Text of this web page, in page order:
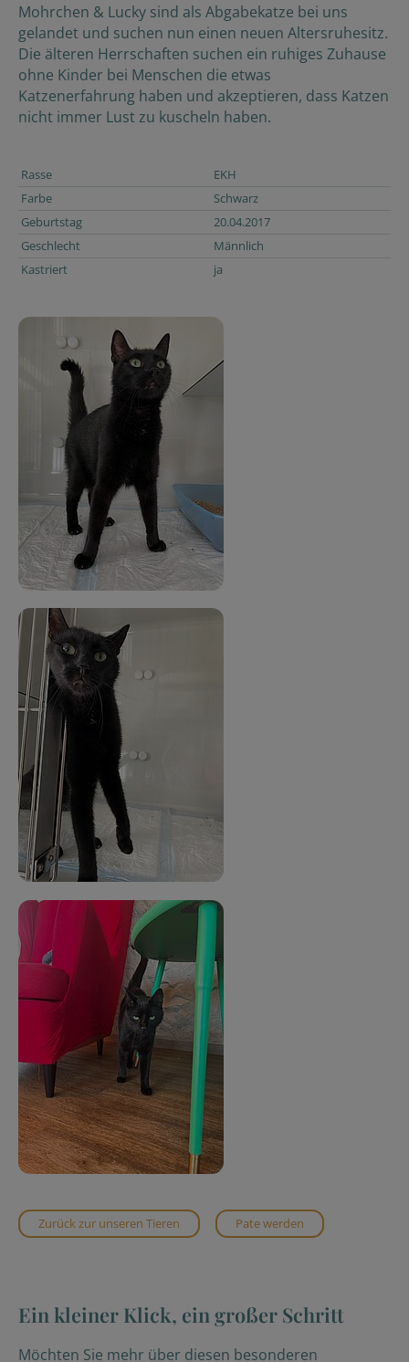
Mohrchen & Lucky sind als Abgabekatze bei uns
gelandet und suchen nun einen neuen Altersruhesitz.
Die älteren Herrschaften suchen ein ruhiges Zuhause
ohne Kinder bei Menschen die etwas
Katzenerfahrung haben und akzeptieren, dass Katzen
nicht immer Lust zu kuscheln haben.
Rasse
EKH
Farbe
Schwarz
Geburtstag
20.04.2017
Geschlecht
Männlich
Kastriert
ja
Zurück zur unseren Tieren Pate werden
Ein kleiner Klick, ein großer Schritt
Möchten Sie mehr über diesen besonderen